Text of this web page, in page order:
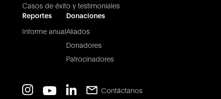
Casos de éxito y testimoniales
Reportes
Informe anual
Donaciones
Aliados
Donadores
Patrocinadores
Contáctanos